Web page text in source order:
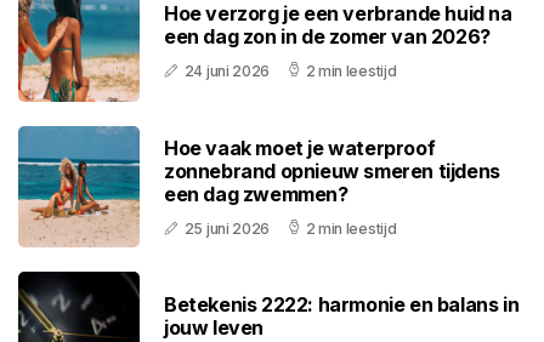
Hoe verzorg je een verbrande huid na
een dag zon in de zomer van 2026?
24 juni 2026 2 min leestijd
Hoe vaak moet je waterproof
zonnebrand opnieuw smeren tijdens
een dag zwemmen?
25 juni 2026 2 min leestijd
Betekenis 2222: harmonie en balans in
jouw leven